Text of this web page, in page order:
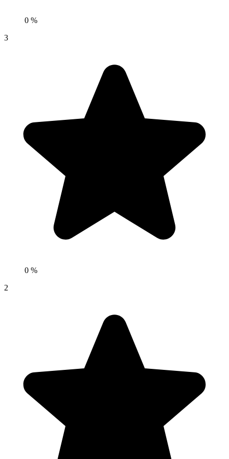
0 %
3
0 %
2